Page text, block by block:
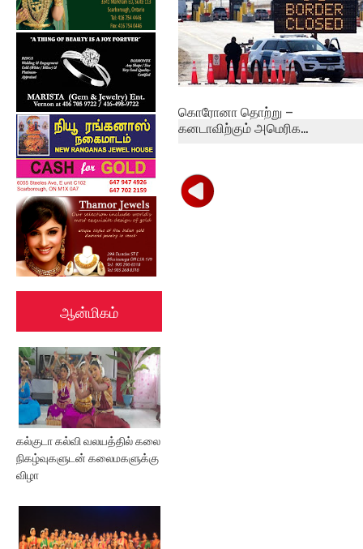
ஆன்மிகம்
கல்குடா கல்வி வலயத்தில் கலை
நிகழ்வுகளுடன் கலைமகளுக்கு
விழா
கொரோனா தொற்று –
கனடாவிற்கும் அமெரிக...